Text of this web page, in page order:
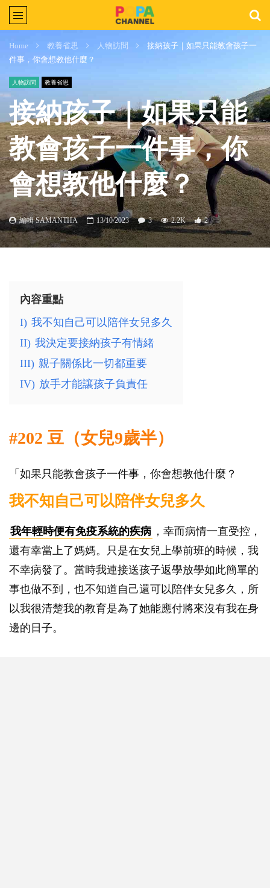
Home 教養省思 人物訪問
接納孩子｜如果只能教會孩子一
件事，你會想教他什麼？
人物訪問 教養省思
接納孩子｜如果只能
教會孩子一件事，你
會想教他什麼？
編輯 SAMANTHA 13/10/2023 3 2.2K 2
內容重點
I) 我不知自己可以陪伴女兒多久
II) 我決定要接納孩子有情緒
III) 親子關係比一切都重要
IV) 放手才能讓孩子負責任
#202 豆（女兒9歲半）
「如果只能教會孩子一件事，你會想教他什麼？
我不知自己可以陪伴女兒多久
我年輕時便有免疫系統的疾病 ，幸而病情一直受控，
還有幸當上了媽媽。只是在女兒上學前班的時候，我
不幸病發了。當時我連接送孩子返學放學如此簡單的
事也做不到，也不知道自己還可以陪伴女兒多久，所
以我很清楚我的教育是為了她能應付將來沒有我在身
邊的日子。